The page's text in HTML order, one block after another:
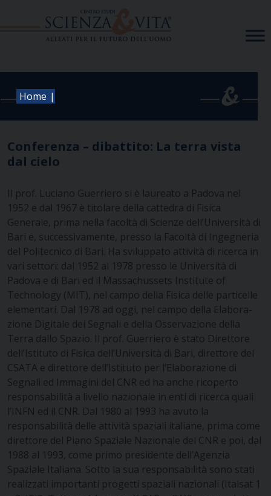
Home |
Conferenza – dibattito: La terra vista
dal cielo
Il prof. Luciano Guerriero si è laureato a Padova nel
1952 e dal 1967 è titolare della cattedra di Fisica
Generale, prima nella facoltà di Scienze dell’Università di
Bari e, successivamente, presso la Facoltà di Ingegneria
del Politecnico di Bari. Ha sviluppato attività di ricerca in
vari settori: dal 1952 al 1978 presso le Università di
Padova e di Bari ed il Massachussets Institute of
Technology (MIT), nel campo della Fisica delle particelle
elementari. Dal 1978 ad oggi, nel campo della Elabora-
zione Digitale dei Segnali e della Osservazione della
Terra dallo Spazio. Il prof. Guerriero è stato Direttore
dell’Istituto di Fisica dell’Università di Bari, direttore del
CSATA e direttore dell’Istituto per l’Elaborazione di
Segnali ed Immagini del CNR ed ha anche ricoperto
responsabilità a livello nazionale in enti di ricerca quali
l’INFN ed il CNR. Dal 1980 al 1993 ha avuto la
responsabilità delle attività spaziali italiane, prima come
direttore del Piano Spaziale Nazionale del CNR e poi, dal
1988 al 1993, come primo presidente dell’Agenzia
Spaziale Italiana. Sotto la sua responsabilità sono stati
realizzati importanti progetti spaziali nazionali (Italsat 1